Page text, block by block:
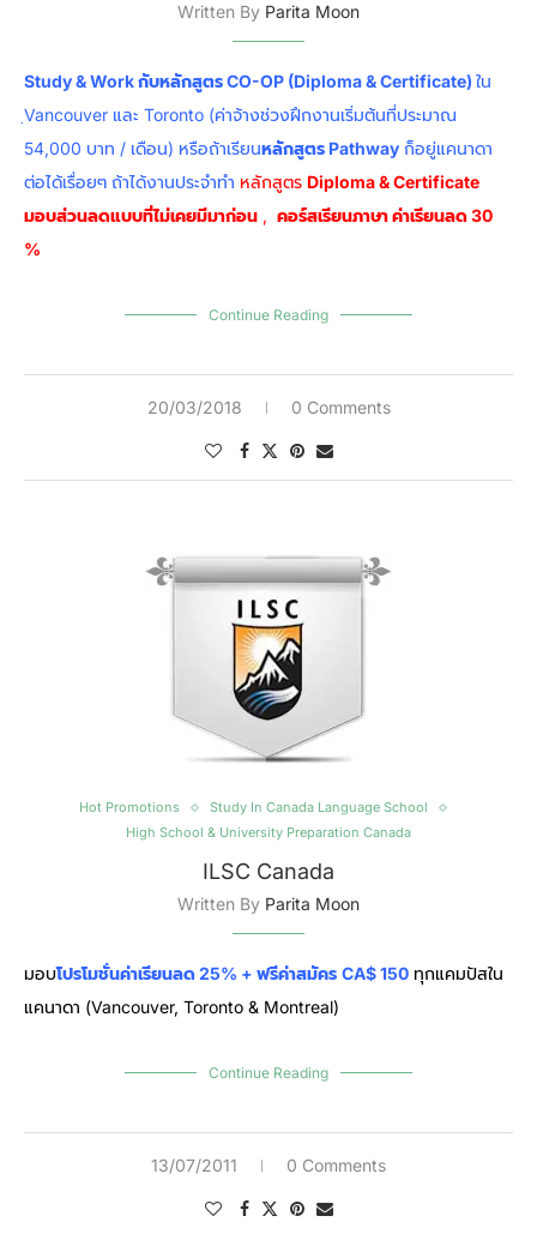
Written By Parita Moon
Study & Work กับหลักสูตร CO-OP (Diploma & Certificate) ใน
ฺVancouver และ Toronto (ค่าจ้างช่วงฝึกงานเริ่มต้นที่ประมาณ
54,000 บาท / เดือน) หรือถ้าเรียนหลักสูตร Pathway ก็อยู่แคนาดา
ต่อได้เรื่อยๆ ถ้าได้งานประจำทำ หลักสูตร Diploma & Certificate
มอบส่วนลดแบบที่ไม่เคยมีมาก่อน , คอร์สเรียนภาษา ค่าเรียนลด 30
%
Continue Reading
20/03/2018 0 Comments
Hot Promotions
Study In Canada Language School
High School & University Preparation Canada
ILSC Canada
Written By Parita Moon
มอบโปรโมชั่นค่าเรียนลด 25% + ฟรีค่าสมัคร CA$ 150 ทุกแคมปัสใน
แคนาดา (Vancouver, Toronto & Montreal)
Continue Reading
13/07/2011 0 Comments